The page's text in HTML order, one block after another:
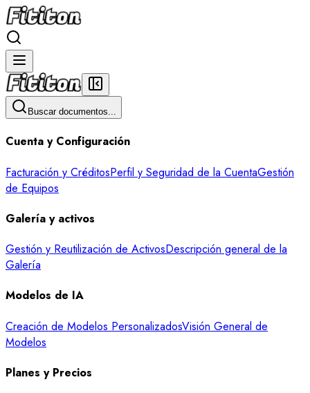
Buscar documentos...
Cuenta y Configuración
Facturación y CréditosPerfil y Seguridad de la CuentaGestión
de Equipos
Galería y activos
Gestión y Reutilización de ActivosDescripción general de la
Galería
Modelos de IA
Creación de Modelos PersonalizadosVisión General de
Modelos
Planes y Precios